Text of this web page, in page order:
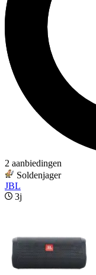
2 aanbiedingen
Soldenjager
JBL
3j